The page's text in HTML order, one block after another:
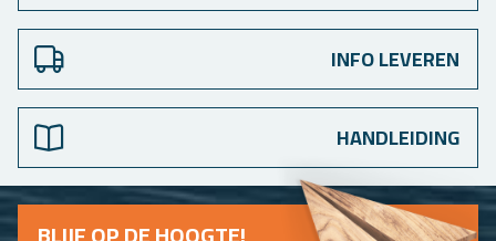
INFO LEVEREN
HANDLEIDING